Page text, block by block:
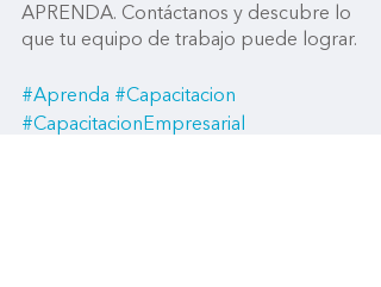
APRENDA. Contáctanos y descubre lo
que tu equipo de trabajo puede lograr.
#Aprenda #Capacitacion
#CapacitacionEmpresarial